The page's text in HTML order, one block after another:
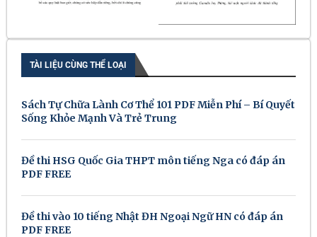
TÀI LIỆU CÙNG THỂ LOẠI
Sách Tự Chữa Lành Cơ Thể 101 PDF Miễn Phí – Bí Quyết
Sống Khỏe Mạnh Và Trẻ Trung
Đề thi HSG Quốc Gia THPT môn tiếng Nga có đáp án
PDF FREE
Đề thi vào 10 tiếng Nhật ĐH Ngoại Ngữ HN có đáp án
PDF FREE